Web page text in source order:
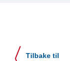
Tilbake til